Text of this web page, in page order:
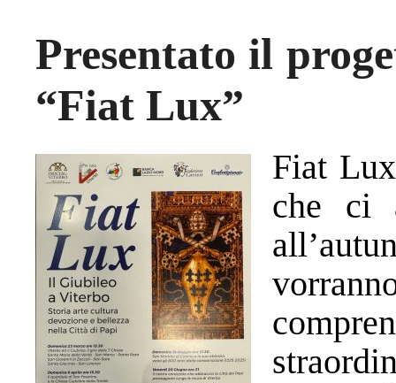
Presentato il
“Fiat Lux”
Fiat
che ci